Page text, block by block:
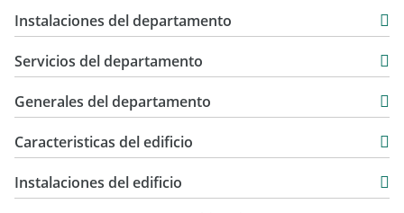
191 m2
Instalaciones del departamento
Servicios del departamento
Generales del departamento
Caracteristicas del edificio
1
Instalaciones del edificio